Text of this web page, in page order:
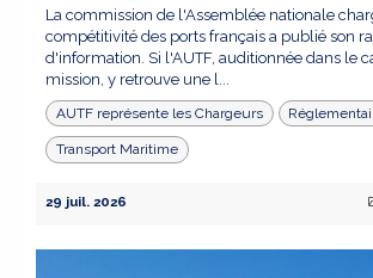
La commission de l'Assemblée nationale
compétitivité des ports français a publié son
d'information. Si l'AUTF, auditionnée dans le
mission, y retrouve une l...
AUTF représente les Chargeurs
Transport Maritime
29 juil. 2026